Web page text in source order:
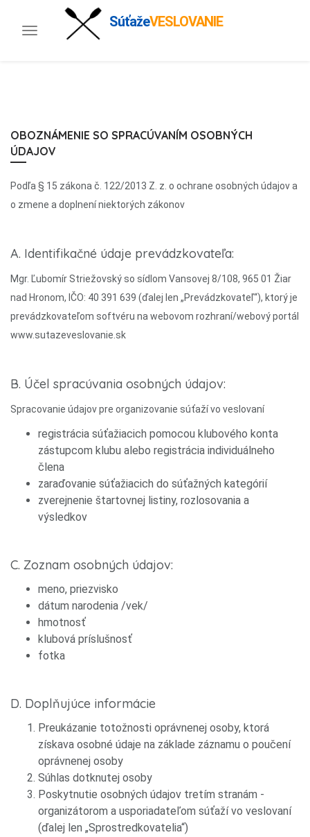
Toggle
SúťažeVESLOVANIE
OBOZNÁMENIE SO SPRACÚVANÍM OSOBNÝCH
ÚDAJOV
Podľa § 15 zákona č. 122/2013 Z. z. o ochrane osobných údajov a
o zmene a doplnení niektorých zákonov
A. Identifikačné údaje prevádzkovateľa:
Mgr. Ľubomír Striežovský so sídlom Vansovej 8/108, 965 01 Žiar
nad Hronom, IČO: 40 391 639 (ďalej len „Prevádzkovateľ“), ktorý je
prevádzkovateľom softvéru na webovom rozhraní/webový portál
www.sutazeveslovanie.sk
B. Účel spracúvania osobných údajov:
Spracovanie údajov pre organizovanie súťaží vo veslovaní
registrácia súťažiacich pomocou klubového konta
zástupcom klubu alebo registrácia individuálneho
člena
zaraďovanie súťažiacich do súťažných kategórií
zverejnenie štartovnej listiny, rozlosovania a
výsledkov
C. Zoznam osobných údajov:
meno, priezvisko
dátum narodenia /vek/
hmotnosť
klubová príslušnosť
fotka
D. Doplňujúce informácie
Preukázanie totožnosti oprávnenej osoby, ktorá
získava osobné údaje na základe záznamu o poučení
oprávnenej osoby
Súhlas dotknutej osoby
Poskytnutie osobných údajov tretím stranám -
organizátorom a usporiadateľom súťaží vo veslovaní
(ďalej len „Sprostredkovatelia“)